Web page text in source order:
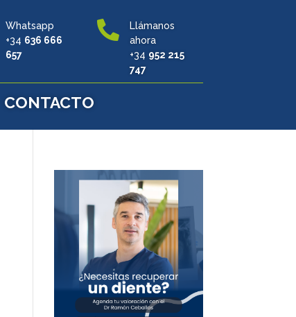
Whatsapp
+34 636 666
657

Llámanos
ahora
+34 952 215
747
CONTACTO